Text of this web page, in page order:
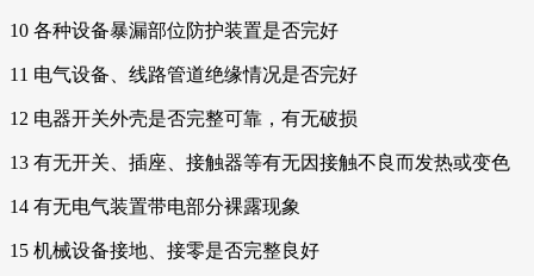
10 各种设备暴漏部位防护装置是否完好
11 电气设备、线路管道绝缘情况是否完好
12 电器开关外壳是否完整可靠，有无破损
13 有无开关、插座、接触器等有无因接触不良而发热或变色
14 有无电气装置带电部分裸露现象
15 机械设备接地、接零是否完整良好